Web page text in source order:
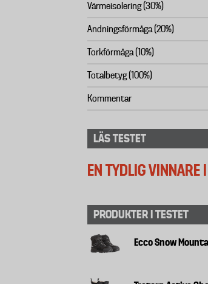
Värmeisolering (30%)
Andningsförmåga (20%)
Torkförmåga (10%)
Totalbetyg (100%)
Kommentar
LÄS TESTET
EN TYDLIG VINNARE
PRODUKTER I TESTET
Ecco Snow